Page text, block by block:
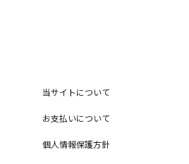
当サイトについて
お支払いについて
個人情報保護方針